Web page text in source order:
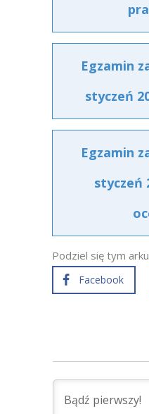
Egzamin
styczeń
Egzamin
styczeń
Podziel się tym
Facebook